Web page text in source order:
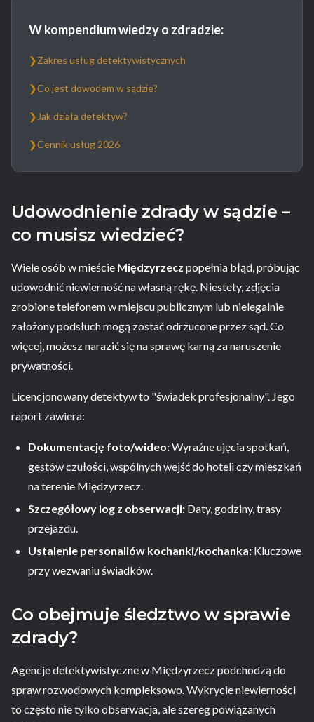
W kompendium wiedzy o zdradzie:
❯Zakres usług detektywistycznych
❯Co jest dowodem w sądzie?
❯ Jak działa detektyw?
❯Cennik usług 2026
Udowodnienie zdrady w sądzie –
co musisz wiedzieć?
Wiele osób w mieście Międzyrzecz popełnia błąd, próbując
udowodnić niewierność na własną rękę. Niestety, zdjęcia
zrobione telefonem w miejscu publicznym lub nielegalnie
założony podsłuch mogą zostać odrzucone przez sąd. Co
więcej, możesz narazić się na sprawę karną za naruszenie
prywatności.
Licencjonowany detektyw to "świadek profesjonalny". Jego
raport zawiera:
Dokumentację foto/wideo:Wyraźne ujęcia spotkań,
gestów czułości, wspólnych wejść do hoteli czy mieszkań
na terenie Międzyrzecz.
Szczegółowy log z obserwacji: Daty, godziny, trasy
przejazdu.
Ustalenie personaliów kochanki/kochanka: Kluczowe
przy wezwaniu świadków.
Co obejmuje śledztwo w sprawie
zdrady?
Agencje detektywistyczne w Międzyrzecz podchodzą do
spraw rozwodowych kompleksowo. Wykrycie niewierności
to często nie tylko obserwacja, ale szereg powiązanych